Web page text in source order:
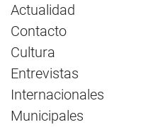
Actualidad
Contacto
Cultura
Entrevistas
Internacionales
Municipales